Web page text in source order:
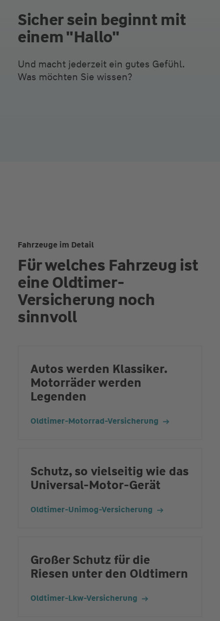
Sicher sein beginnt mit
einem "Hallo"
Und macht jederzeit ein gutes Gefühl.
Was möchten Sie wissen?
Fahrzeuge im Detail
Für welches Fahrzeug ist
eine Oldtimer-
Versicherung noch
sinnvoll
Autos werden Klassiker.
Motorräder werden
Legenden
Oldtimer-Motorrad-Versicherung
Schutz, so vielseitig wie das
Universal-Motor-Gerät
Oldtimer-Unimog-Versicherung
Großer Schutz für die
Riesen unter den Oldtimern
Oldtimer-Lkw-Versicherung